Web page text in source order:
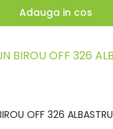
Adauga in cos
OFF 326 ALBASTRU
Adauga